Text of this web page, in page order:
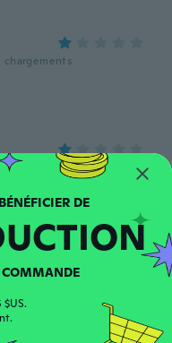
chargements
bent
tiempo
COMMANDE
$US.